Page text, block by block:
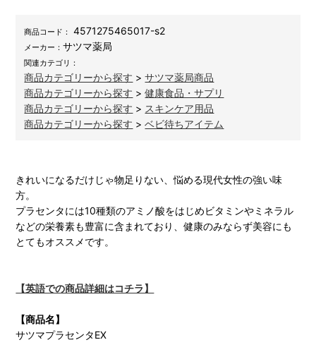
商品コード： 4571275465017-s2
メーカー：サツマ薬局
関連カテゴリ：
商品カテゴリーから探す >サツマ薬局商品
商品カテゴリーから探す >健康食品・サプリ
商品カテゴリーから探す > スキンケア用品
商品カテゴリーから探す >ベビ待ちアイテム
きれいになるだけじゃ物足りない、悩める現代女性の強い味
方。
プラセンタには10種類のアミノ酸をはじめビタミンやミネラル
などの栄養素も豊富に含まれており、健康のみならず美容にも
とてもオススメです。
【英語での商品詳細はコチラ】
【商品名】
サツマプラセンタEX